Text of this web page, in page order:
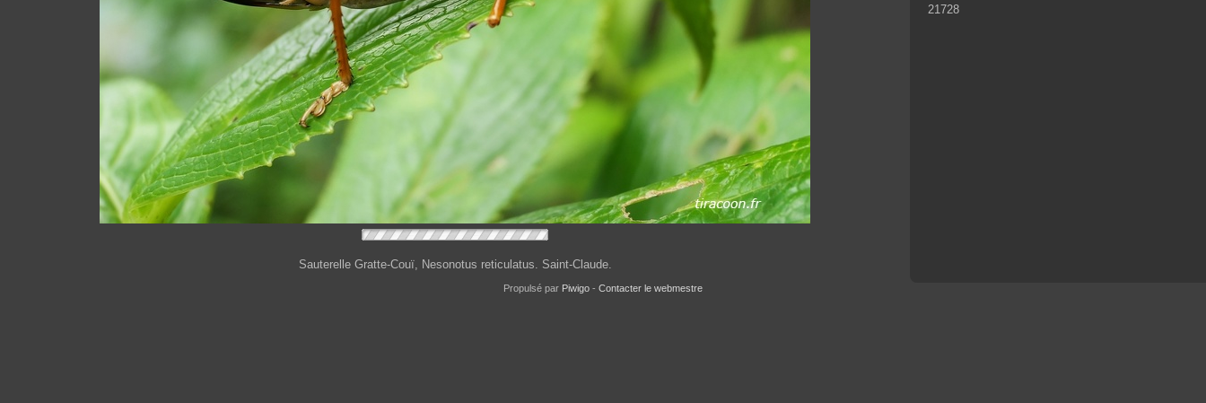
Sauterelle Gratte-Couï, Nesonotus reticulatus. Saint-Claude.
21728
Propulsé par Piwigo - Contacter le webmestre